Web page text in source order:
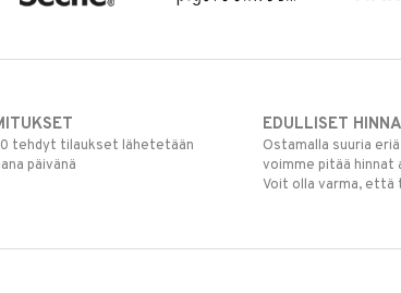
tehdyt tilaukset lähetetään
päivänä
EDULLISET
Ostamalla suuria
voimme pitää hinnat
Voit olla varma,